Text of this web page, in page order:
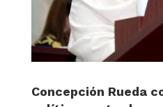
Concepción Rueda